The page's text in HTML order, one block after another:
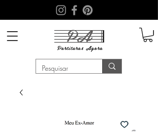
PA
Partituras Agora